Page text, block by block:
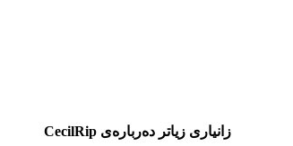
زانیاری زیاتر ده‌رباره‌ی CecilRip